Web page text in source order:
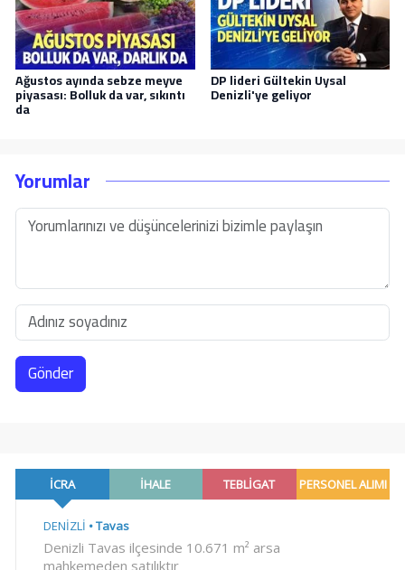
Ağustos ayında sebze meyve
piyasası: Bolluk da var, sıkıntı
da
DP lideri Gültekin Uysal
Denizli'ye geliyor
Yorumlar
Gönder